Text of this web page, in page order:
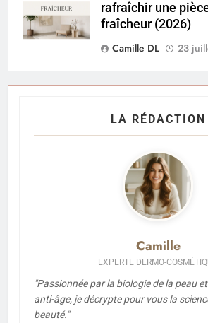
rafraîchir une
fraîcheur (2026)
Camille DL
23
LA RÉDACTION
Camille
EXPERTE DERMO-
"Passionnée par la biologie de la peau
anti-âge, je décrypte pour vous la
beauté."